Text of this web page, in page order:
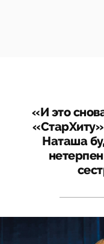
«И это
Наташа